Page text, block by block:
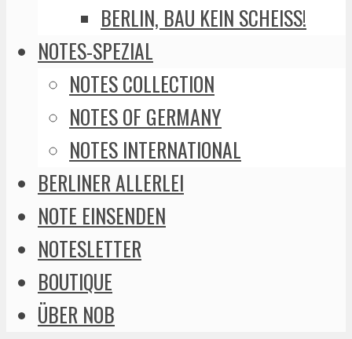
BERLIN, BAU KEIN SCHEISS!
NOTES-SPEZIAL
NOTES COLLECTION
NOTES OF GERMANY
NOTES INTERNATIONAL
BERLINER ALLERLEI
NOTE EINSENDEN
NOTESLETTER
BOUTIQUE
ÜBER NOB